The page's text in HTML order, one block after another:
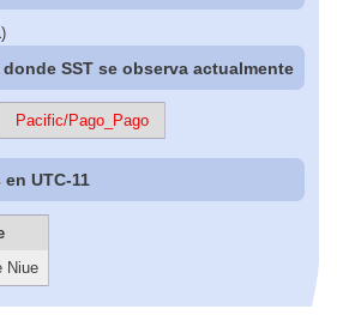
)
SST se observa actualmente
Pacific/Pago_Pago
UTC-11
Niue